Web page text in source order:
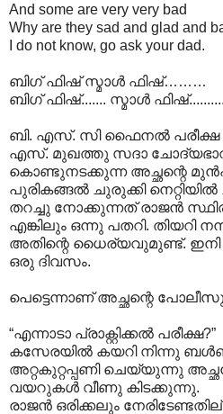
And some are very very bad
Why are they sad and glad and
I do not know, go ask your dad.
ബിഗ് ഫിഷ് സ്മാൾ ഫിഷ്………
ബിഗ് ഫിഷ്....... സ്മാൾ ഫിഷ്..........
ബി. എസ്. സി ഫൈനൽ പരീക്ഷ
എസ്. മുഖത്തു സദാ
കൊണ്ടുനടക്കുന്ന അച്ഛന്റെ
പുരികങ്ങൽ ചുരുക്കി
തറച്ചു നോക്കുന്നത് രാജൻ
എങ്കിലും ഒന്നു പതറി. തിയറി
അതിന്റെ ധൈര്യവുമുണ്ട്. ഇനി
ഒരു ദിവസം.
പെട്ടെന്നാണ് അച്ഛന്റെ
“എന്നാടാ പ്രാക്റ്റിക്കൽ പരീക്ഷ?”
കസേരയിൽ കയറി നിന്നു
അറ്റകുറ്റപ്പണി ചെയ്യുന്നു
വയറുകൾ വീണു കിടക്കുന്നു.
രാജൻ ഒരിക്കലും